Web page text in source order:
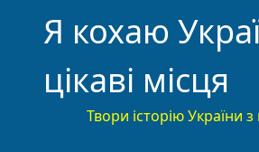
Я кохаю
цікаві місця
Твори історію України з